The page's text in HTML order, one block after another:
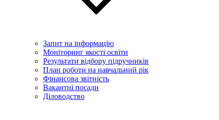
Запит на інформацію
Моніторинг якості освіти
Результати відбору підручників
План роботи на навчальний рік
Фінансова звітність
Вакантні посади
Діловодство